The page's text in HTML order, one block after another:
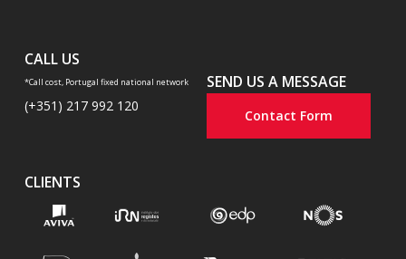
CALL US
*Call cost, Portugal fixed national network
(+351) 217 992 120
SEND US A MESSAGE
Contact Form
CLIENTS